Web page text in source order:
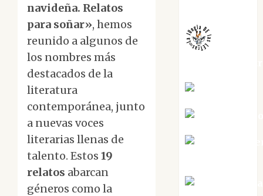
navideña. Relatos
para soñar», hemos
reunido a algunos de
los nombres más
destacados de la
literatura
contemporánea, junto
a nuevas voces
literarias llenas de
talento. Estos 19
relatos abarcan
géneros como la